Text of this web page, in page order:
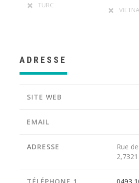
TURC
ADRESSE
SITE WEB
EMAIL
ADRESSE
Rue